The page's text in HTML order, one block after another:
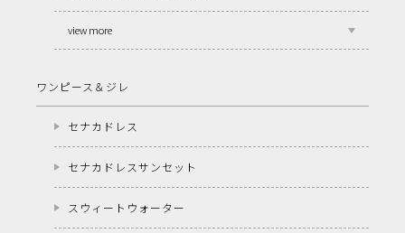
view more
ワンピース＆ジレ
セナカドレス
セナカドレスサンセット
スウィートウォーター